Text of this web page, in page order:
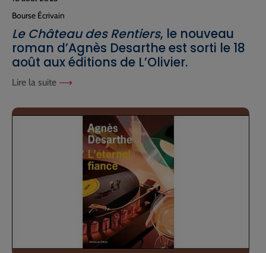
Bourse Écrivain
Le Château des Rentiers, le nouveau
roman d’Agnès Desarthe est sorti le 18
août aux éditions de L’Olivier.
Lire la suite